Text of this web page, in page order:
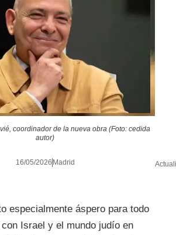
coordinador de la nueva obra (Foto: cedida
autor)
16/05/2026 Madrid
especialmente áspero para todo
Israel y el mundo judío en